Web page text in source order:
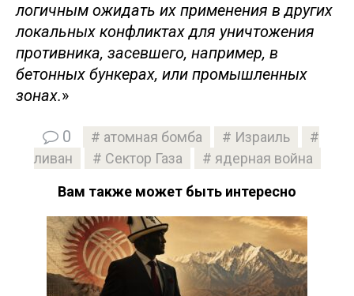
логичным ожидать их применения в других
локальных конфликтах для уничтожения
противника, засевшего, например, в
бетонных бункерах, или промышленных
зонах.»
0 атомная бомба
Израиль
ливан
Сектор Газа
ядерная война
Вам также может быть интересно